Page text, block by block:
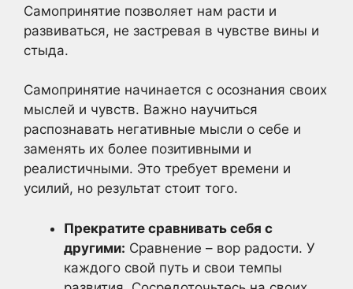
Самопринятие позволяет нам расти и
развиваться, не застревая в чувстве вины и
стыда.
Самопринятие начинается с осознания своих
мыслей и чувств. Важно научиться
распознавать негативные мысли о себе и
заменять их более позитивными и
реалистичными. Это требует времени и
усилий, но результат стоит того.
Прекратите сравнивать себя с
другими: Сравнение – вор радости. У
каждого свой путь и свои темпы